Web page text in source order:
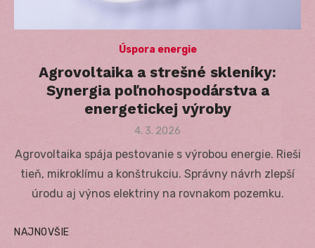
Úspora energie
Agrovoltaika a strešné skleníky:
Synergia poľnohospodárstva a
energetickej výroby
Posted
4. 3. 2026
Agrovoltaika spája pestovanie s výrobou energie. Rieši
tieň, mikroklímu a konštrukciu. Správny návrh zlepší
úrodu aj výnos elektriny na rovnakom pozemku.
NAJNOVŠIE